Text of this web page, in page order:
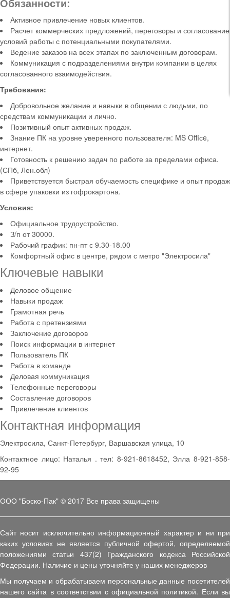
Обязанности:
Активное привлечение новых клиентов.
Расчет коммерческих предложений, переговоры и согласование
условий работы с потенциальными покупателями.
Ведение заказов на всех этапах по заключенным договорам.
Коммуникация с подразделениями внутри компании в целях
согласованного взаимодействия.
Требования:
Добровольное желание и навыки в общении с людьми, по
средствам коммуникации и лично.
Позитивный опыт активных продаж.
Знание ПК на уровне уверенного пользователя: MS Offiсe,
интернет.
Готовность к решению задач по работе за пределами офиса.
(СПб, Лен.обл)
Приветствуется быстрая обучаемость специфике и опыт продаж
в сфере упаковки из гофрокартона.
Условия:
Официальное трудоустройство.
З/п от 30000.
Рабочий график: пн-пт с 9.30-18.00
Комфортный офис в центре, рядом с метро "Электросила"
Ключевые навыки
Деловое общение
Навыки продаж
Грамотная речь
Работа с претензиями
Заключение договоров
Поиск информации в интернет
Пользователь ПК
Работа в команде
Деловая коммуникация
Телефонные переговоры
Составление договоров
Привлечение клиентов
Контактная информация
Электросила, Санкт-Петербург, Варшавская улица, 10
Контактное лицо: Наталья . тел: 8-921-8618452, Элла 8-921-858-
92-95
ООО "Боско-Пак" © 2017 Все права защищены
Сайт носит исключительно информационный характер и ни при
каких условиях не является публичной офертой, определяемой
положениями статьи 437(2) Гражданского кодекса Российской
Федерации. Наличие и цены уточняйте у наших менеджеров
Мы получаем и обрабатываем персональные данные посетителей
нашего сайта в соответствии с официальной политикой. Если вы